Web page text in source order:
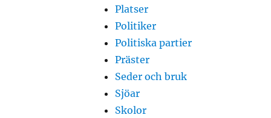
Platser
Politiker
Politiska partier
Präster
Seder och bruk
Sjöar
Skolor